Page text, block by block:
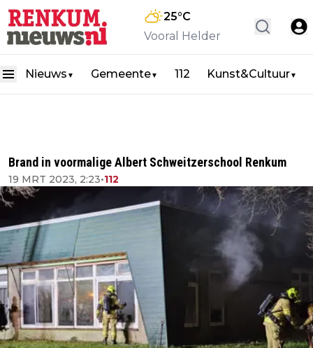
25°C
Vooral Helder
Nieuws ▼ Gemeente▼ 112 Kunst&Cultuur▼
Brand in voormalige Albert Schweitzerschool Renkum
19 MRT 2023, 2:23•112